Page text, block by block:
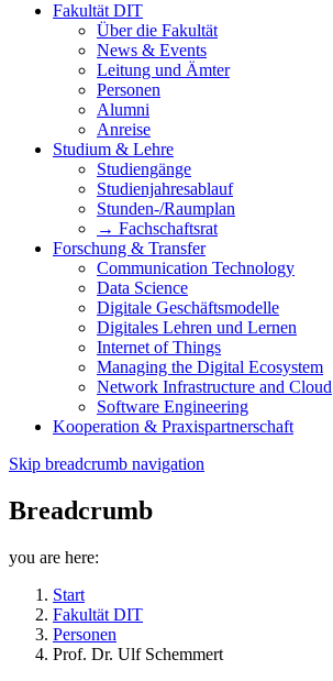
Fakultät DIT
Über die Fakultät
News & Events
Leitung und Ämter
Personen
Alumni
Anreise
Studium & Lehre
Studiengänge
Studienjahresablauf
Stunden-/Raumplan
→ Fachschaftsrat
Forschung & Transfer
Communication Technology
Data Science
Digitale Geschäftsmodelle
Digitales Lehren und Lernen
Internet of Things
Managing the Digital Ecosystem
Network Infrastructure and Cloud
Software Engineering
Kooperation & Praxispartnerschaft
Skip breadcrumb navigation
Breadcrumb
you are here:
Start
Fakultät DIT
Personen
Prof. Dr. Ulf Schemmert